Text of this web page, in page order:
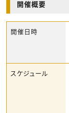
開催概要
開催日時
スケジュール